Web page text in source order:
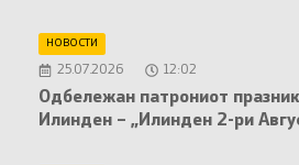
НОВОСТИ
25.07.2026 12:02
Oдбележан патрониот
Илинден – „Илинден 2-ри